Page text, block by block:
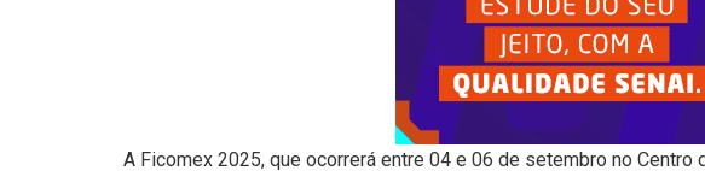
A Ficomex 2025, que ocorrerá entre 04 e 06 de setembro no Centro